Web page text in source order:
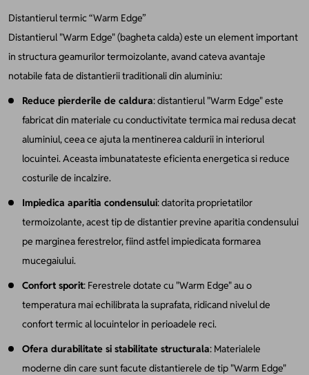
Distantierul termic “Warm Edge”
Distantierul "Warm Edge" (bagheta calda) este un element important
in structura geamurilor termoizolante, avand cateva avantaje
notabile fata de distantierii traditionali din aluminiu:
Reduce pierderile de caldura: distantierul "Warm Edge" este
fabricat din materiale cu conductivitate termica mai redusa decat
aluminiul, ceea ce ajuta la mentinerea caldurii in interiorul
locuintei. Aceasta imbunatateste eficienta energetica si reduce
costurile de incalzire.
Impiedica aparitia condensului: datorita proprietatilor
termoizolante, acest tip de distantier previne aparitia condensului
pe marginea ferestrelor, fiind astfel impiedicata formarea
mucegaiului.
Confort sporit: Ferestrele dotate cu "Warm Edge" au o
temperatura mai echilibrata la suprafata, ridicand nivelul de
confort termic al locuintelor in perioadele reci.
Ofera durabilitate si stabilitate structurala: Materialele
moderne din care sunt facute distantierele de tip "Warm Edge"